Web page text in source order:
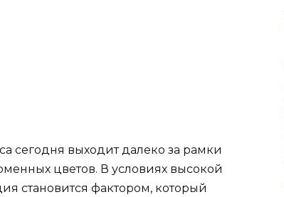
сегодня выходит далеко за рамки
цветов. В условиях высокой
становится фактором, который